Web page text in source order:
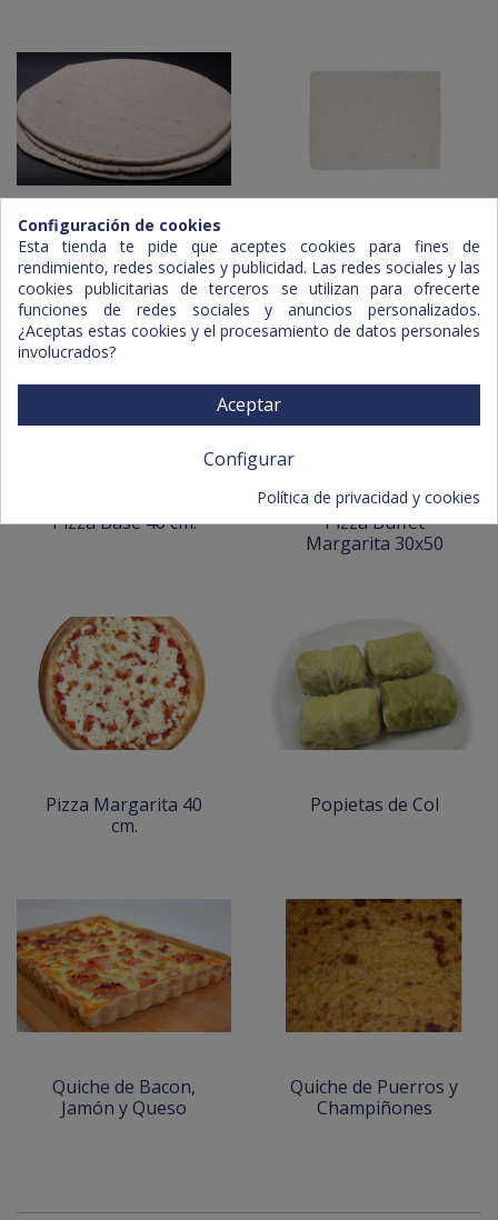
Pizza Base 27 cm. Pizza Base 30x50
Pizza Base 40 cm.
Pizza Buffet
Margarita 30x50
Pizza Margarita 40
cm.
Popietas de Col
Quiche de Bacon,
Jamón y Queso
Quiche de Puerros y
Champiñones
Configuración de cookies
Esta tienda te pide que aceptes cookies para fines de
rendimiento, redes sociales y publicidad. Las redes sociales y las
cookies publicitarias de terceros se utilizan para ofrecerte
funciones de redes sociales y anuncios personalizados.
¿Aceptas estas cookies y el procesamiento de datos personales
involucrados?
Aceptar
Configurar
Política de privacidad y cookies